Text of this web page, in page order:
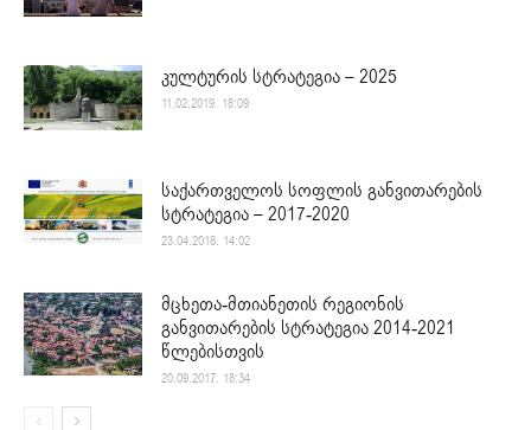
კულტურის სტრატეგია – 2025
11.02.2019. 18:09
საქართველოს სოფლის განვითარების
სტრატეგია – 2017-2020
23.04.2018. 14:02
მცხეთა-მთიანეთის რეგიონის
განვითარების სტრატეგია 2014-2021
წლებისთვის
20.09.2017. 18:34